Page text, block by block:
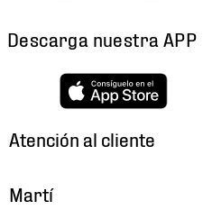
Descarga nuestra APP
Atención al cliente
Martí